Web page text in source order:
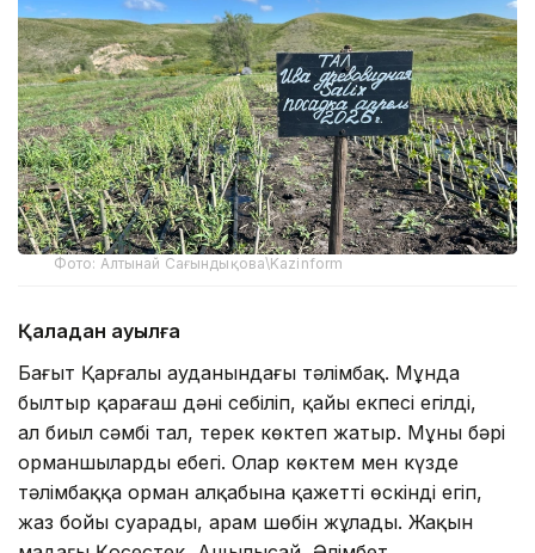
Фото: Алтынай Сағындықова\Kazinform
Қаладан ауылға
Бағыт Қарғалы ауданындағы тәлімбақ. Мұнда
былтыр қарағаш дәні себіліп, қайың екпесі егілді,
ал биыл сәмбі тал, терек көктеп жатыр. Мұның бәрі
орманшылардың еңбегі. Олар көктем мен күзде
тәлімбаққа орман алқабына қажетті өскінді егіп,
жаз бойы суарады, арам шөбін жұлады. Жақын